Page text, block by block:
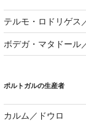
テルモ・ロドリゲス
ボデガ・マタドール
ポルトガルの生産者
カルム／ドウロ